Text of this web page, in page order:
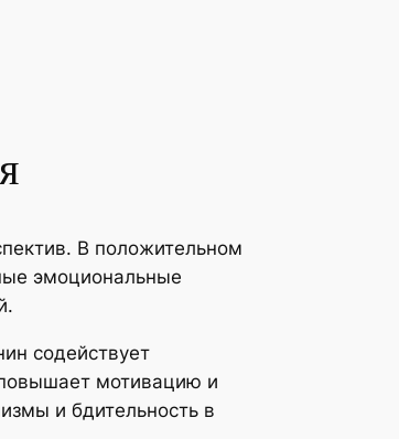
В положительном
эмоциональные
содействует
мотивацию и
и бдительность в